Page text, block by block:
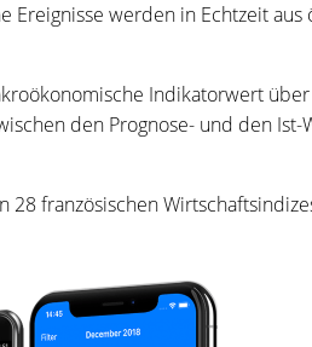
Ereignisse werden in Echtzeit
Indikatorwert
den Prognose- und den
französischen